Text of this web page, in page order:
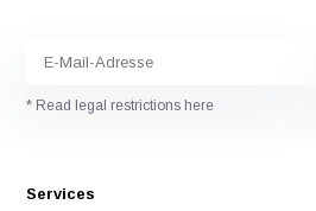
* Read legal restrictions here
Services